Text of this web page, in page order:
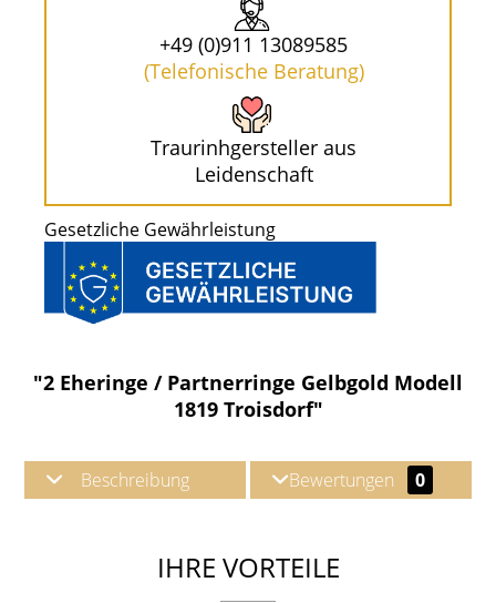
+49 (0)911 13089585
(Telefonische Beratung)
Traurinhgersteller aus
Leidenschaft
Gesetzliche Gewährleistung
"2 Eheringe / Partnerringe Gelbgold Modell
1819 Troisdorf"
Beschreibung Bewertungen 0
IHRE VORTEILE